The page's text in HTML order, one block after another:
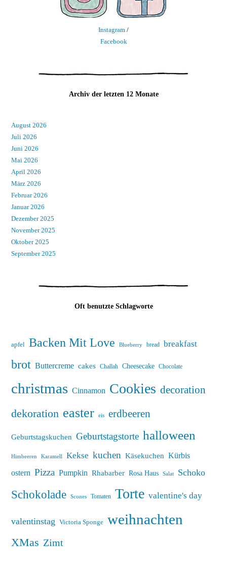
Instagram /
Facebook
Archiv der letzten 12 Monate
August 2026
Juli 2026
Juni 2026
Mai 2026
April 2026
März 2026
Februar 2026
Januar 2026
Dezember 2025
November 2025
Oktober 2025
September 2025
Oft benutzte Schlagworte
apfel Backen Mit Love Blueberry bread breakfast
brot Buttercreme cakes Challah Cheesecake Chocolate
christmas Cinnamon Cookies decoration
dekoration easter eis erdbeeren
Geburtstagskuchen Geburtstagstorte halloween
Himbeeren Karamell Kekse kuchen Käsekuchen Kürbis
ostern Pizza Pumpkin Rhabarber Rosa Haus Salat Schoko
Schokolade Scones Tomaten Torte valentine's day
valentinstag Victoria Sponge weihnachten
XMas Zimt